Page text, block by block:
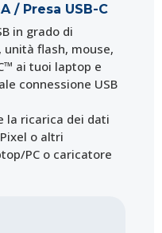
/ Presa USB-C
in grado di
flash, mouse,
ai tuoi laptop e
connessione USB
la ricarica dei dati
o altri
PC o caricatore